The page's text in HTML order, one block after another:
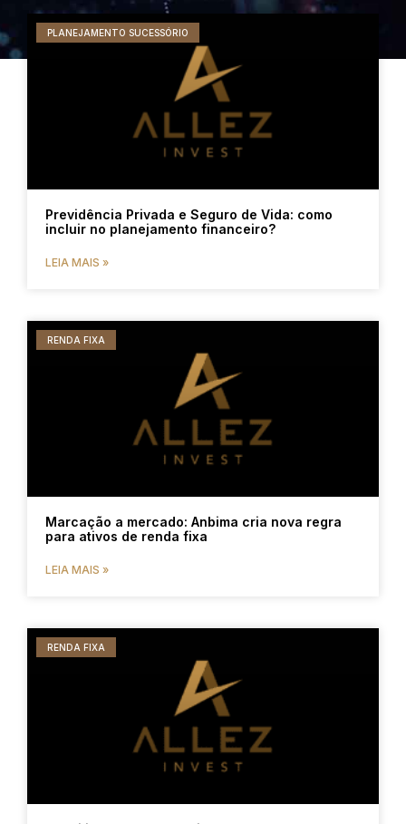
PLANEJAMENTO SUCESSÓRIO
Previdência Privada e Seguro de Vida: como
incluir no planejamento financeiro?
LEIA MAIS »
RENDA FIXA
Marcação a mercado: Anbima cria nova regra
para ativos de renda fixa
LEIA MAIS »
RENDA FIXA